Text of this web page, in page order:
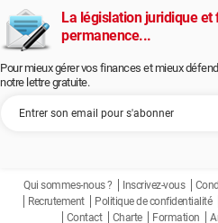
La législation juridique
permanence...
Pour mieux gérer vos finances et mieux
notre lettre gratuite.
Qui sommes-nous ? Inscrivez-vous
Recrutement
Politique de confidentialité
Contact
Charte Formation